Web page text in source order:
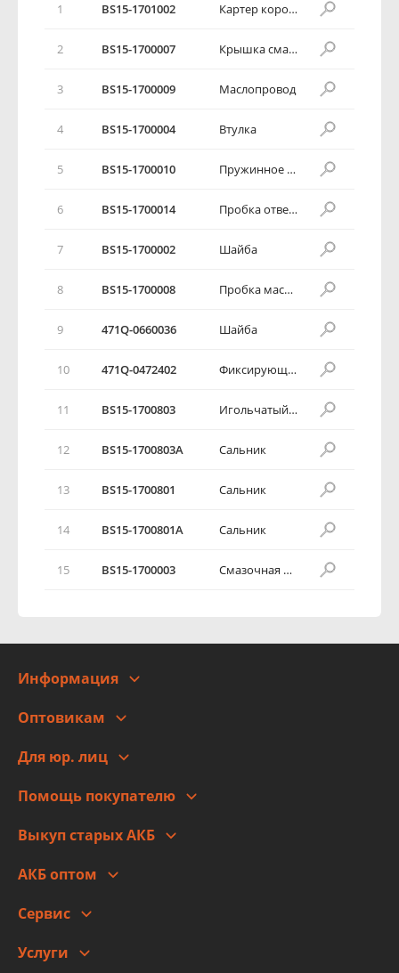
1 BS15-1701002 Картер коробки переключения передач
2 BS15-1700007 Крышка смазочной канавки
3 BS15-1700009 Маслопровод
4 BS15-1700004 Втулка
5 BS15-1700010 Пружинное стопорное кольцо
6 BS15-1700014 Пробка отверстия для спуска масла
7 BS15-1700002 Шайба
8 BS15-1700008 Пробка маслоналивного отверстия
9 471Q-0660036 Шайба
10 471Q-0472402 Фиксирующий шплинт
11 BS15-1700803 Игольчатый подшипник
12 BS15-1700803A Сальник
13 BS15-1700801 Сальник
14 BS15-1700801A Сальник
15 BS15-1700003 Смазочная направляющая канавка
Информация
Адреса
Новости
Оптовикам
Для юр. лиц
Помощь покупателю
Оплата
Гарантии и возврат
Выкуп старых АКБ
АКБ оптом
Сервис
Заправка кондиционера авто
Услуги